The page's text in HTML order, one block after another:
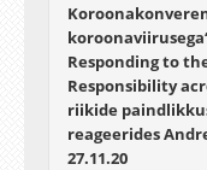
Responding to
Responsibility
riikide
reageerides
27.11.20